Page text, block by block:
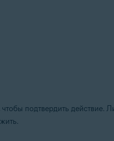
чтобы подтвердить действие.